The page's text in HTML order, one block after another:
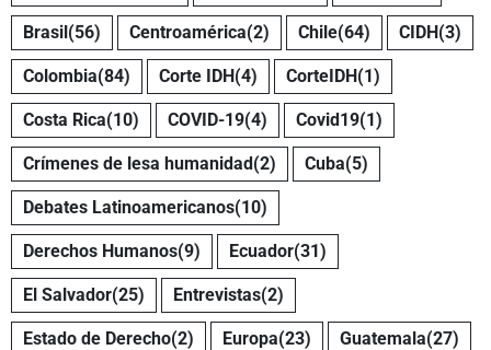
Brasil(56) Centroamérica(2) Chile(64) CIDH(3)
Colombia(84) Corte IDH(4) CorteIDH(1)
Costa Rica(10) COVID-19(4) Covid19(1)
Crímenes de lesa humanidad(2) Cuba(5)
Debates Latinoamericanos(10)
Derechos Humanos(9) Ecuador(31)
El Salvador(25) Entrevistas(2)
Estado de Derecho(2) Europa(23) Guatemala(27)